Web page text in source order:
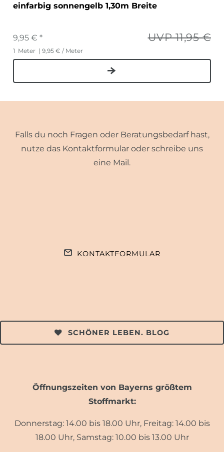
einfarbig sonnengelb 1,30m Breite
UVP 11,95 €
9,95 € *
1 Meter | 9,95 € / Meter
Falls du noch Fragen oder Beratungsbedarf hast,
nutze das Kontaktformular oder schreibe uns
eine Mail.
KONTAKTFORMULAR
SCHÖNER LEBEN. BLOG
Öffnungszeiten von Bayerns größtem
Stoffmarkt:
Donnerstag: 14.00 bis 18.00 Uhr, Freitag: 14.00 bis
18.00 Uhr, Samstag: 10.00 bis 13.00 Uhr